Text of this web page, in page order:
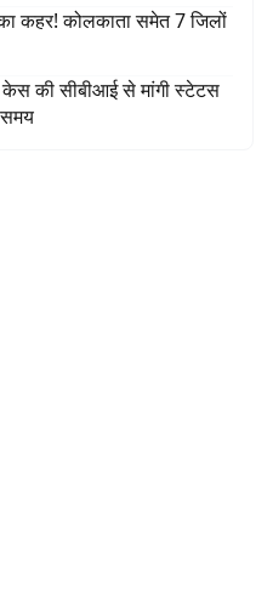
कहर! कोलकाता समेत 7 जिलों
की सीबीआई से मांगी स्टेटस
समय